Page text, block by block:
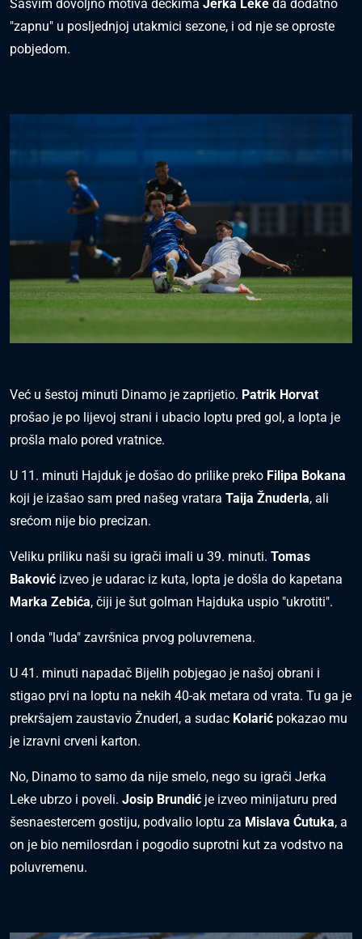
Sasvim dovoljno motiva dečkima Jerka Leke da dodatno
"zapnu" u posljednjoj utakmici sezone, i od nje se oproste
pobjedom.
Već u šestoj minuti Dinamo je zaprijetio. Patrik Horvat
prošao je po lijevoj strani i ubacio loptu pred gol, a lopta je
prošla malo pored vratnice.
U 11. minuti Hajduk je došao do prilike preko Filipa Bokana
koji je izašao sam pred našeg vratara Taija Žnuderla, ali
srećom nije bio precizan.
Veliku priliku naši su igrači imali u 39. minuti. Tomas
Baković izveo je udarac iz kuta, lopta je došla do kapetana
Marka Zebića, čiji je šut golman Hajduka uspio "ukrotiti".
I onda "luda" završnica prvog poluvremena.
U 41. minuti napadač Bijelih pobjegao je našoj obrani i
stigao prvi na loptu na nekih 40-ak metara od vrata. Tu ga je
prekršajem zaustavio Žnuderl, a sudac Kolarić pokazao mu
je izravni crveni karton.
No, Dinamo to samo da nije smelo, nego su igrači Jerka
Leke ubrzo i poveli. Josip Brundić je izveo minijaturu pred
šesnaestercem gostiju, podvalio loptu za Mislava Ćutuka, a
on je bio nemilosrdan i pogodio suprotni kut za vodstvo na
poluvremenu.